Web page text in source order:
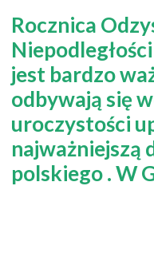
Rocznica
jest bardzo
odbywają się
uroczystości
najważniejszą
polskiego . W